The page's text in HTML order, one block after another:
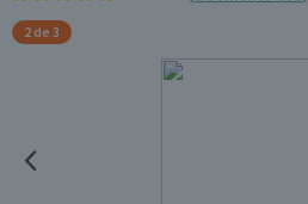
2 de 3